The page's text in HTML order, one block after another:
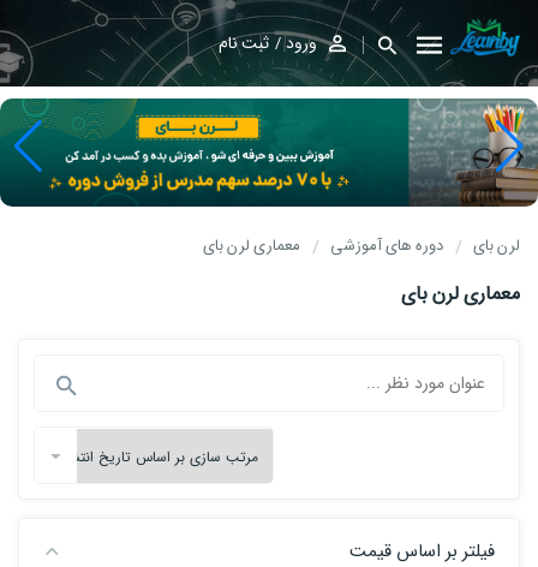
ورود ثبت نام
لرن بای دوره های آموزشی معماری لرن بای
معماری لرن بای
فیلتر بر اساس قیمت